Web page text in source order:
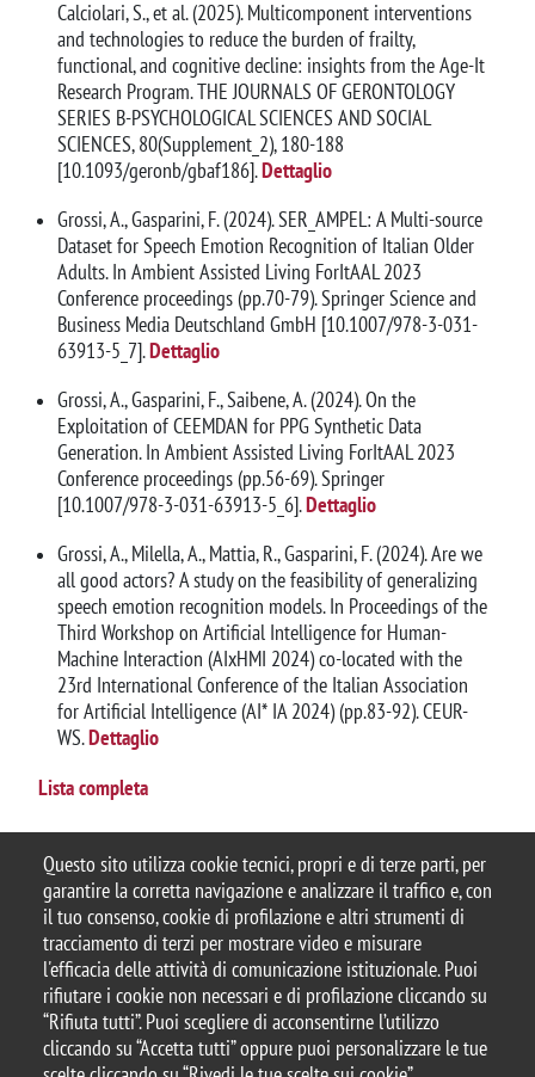
Questo sito utilizza cookie tecnici, propri e di terze parti, per
garantire la corretta navigazione e analizzare il traffico e, con
il tuo consenso, cookie di profilazione e altri strumenti di
tracciamento di terzi per mostrare video e misurare
l'efficacia delle attività di comunicazione istituzionale. Puoi
rifiutare i cookie non necessari e di profilazione cliccando su
“Rifiuta tutti”. Puoi scegliere di acconsentirne l’utilizzo
cliccando su “Accetta tutti” oppure puoi personalizzare le tue
Calciolari, S., et al. (2025). Multicomponent interventions
and technologies to reduce the burden of frailty,
functional, and cognitive decline: insights from the Age-It
Research Program. THE JOURNALS OF GERONTOLOGY
SERIES B-PSYCHOLOGICAL SCIENCES AND SOCIAL
SCIENCES, 80(Supplement_2), 180-188
[10.1093/geronb/gbaf186].Dettaglio
Grossi, A., Gasparini, F. (2024). SER_AMPEL: A Multi-source
Dataset for Speech Emotion Recognition of Italian Older
Adults. In Ambient Assisted Living ForItAAL 2023
Conference proceedings (pp.70-79). Springer Science and
Business Media Deutschland GmbH [10.1007/978-3-031-
63913-5_7].Dettaglio
Grossi, A., Gasparini, F., Saibene, A. (2024). On the
Exploitation of CEEMDAN for PPG Synthetic Data
Generation. In Ambient Assisted Living ForItAAL 2023
Conference proceedings (pp.56-69). Springer
[10.1007/978-3-031-63913-5_6].Dettaglio
Grossi, A., Milella, A., Mattia, R., Gasparini, F. (2024). Are we
all good actors? A study on the feasibility of generalizing
speech emotion recognition models. In Proceedings of the
Third Workshop on Artificial Intelligence for Human-
Machine Interaction (AIxHMI 2024) co-located with the
23rd International Conference of the Italian Association
for Artificial Intelligence (AI* IA 2024) (pp.83-92). CEUR-
WS.Dettaglio
Lista completa
© 2025 Università degli Studi di Milano-Bicocca
Piazza dell'Ateneo Nuovo, 1 - 20126, Milano
Casella PEC:ateneo.bicocca@pec.unimib.it
P.I. 12621570154 |Contattaci